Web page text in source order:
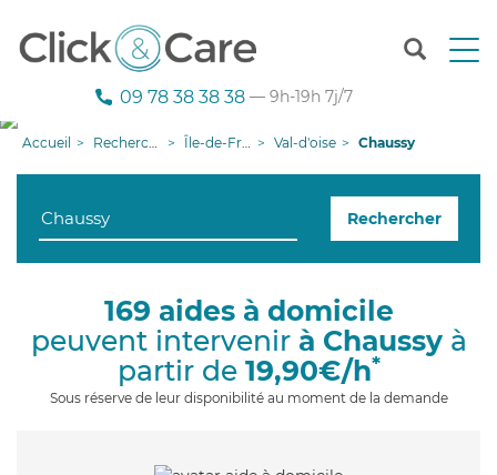
T
n
g
i
09 78 38 38 38 — 9h-19h 7j/7
Accueil Recherche aide à domicile Île-de-France Val-d'oise Chaussy
Rechercher
169 aides à domicile
peuvent intervenir à Chaussyà
partir de 19,90€/h*
Sous réserve de leur disponibilité au moment de la demande